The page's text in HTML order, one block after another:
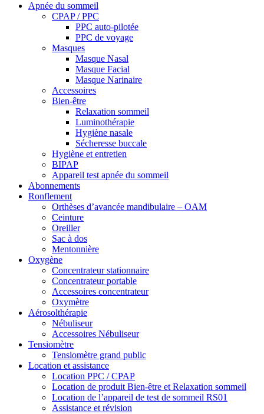
Apnée du sommeil
CPAP / PPC
PPC auto-pilotée
PPC de voyage
Masques
Masque Nasal
Masque Facial
Masque Narinaire
Accessoires
Bien-être
Relaxation sommeil
Luminothérapie
Hygiène nasale
Sécheresse buccale
Hygiène et entretien
BIPAP
Appareil test apnée du sommeil
Abonnements
Ronflement
Orthèses d’avancée mandibulaire – OAM
Ceinture
Oreiller
Sac à dos
Mentonnière
Oxygène
Concentrateur stationnaire
Concentrateur portable
Accessoires concentrateur
Oxymètre
Aérosolthérapie
Nébuliseur
Accessoires Nébuliseur
Tensiomètre
Tensiomètre grand public
Location et assistance
Location PPC / CPAP
Location de produit Bien-être et Relaxation sommeil
Location de l’appareil de test de sommeil RS01
Assistance et révision